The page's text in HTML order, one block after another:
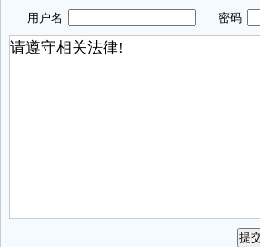
用户名 密码